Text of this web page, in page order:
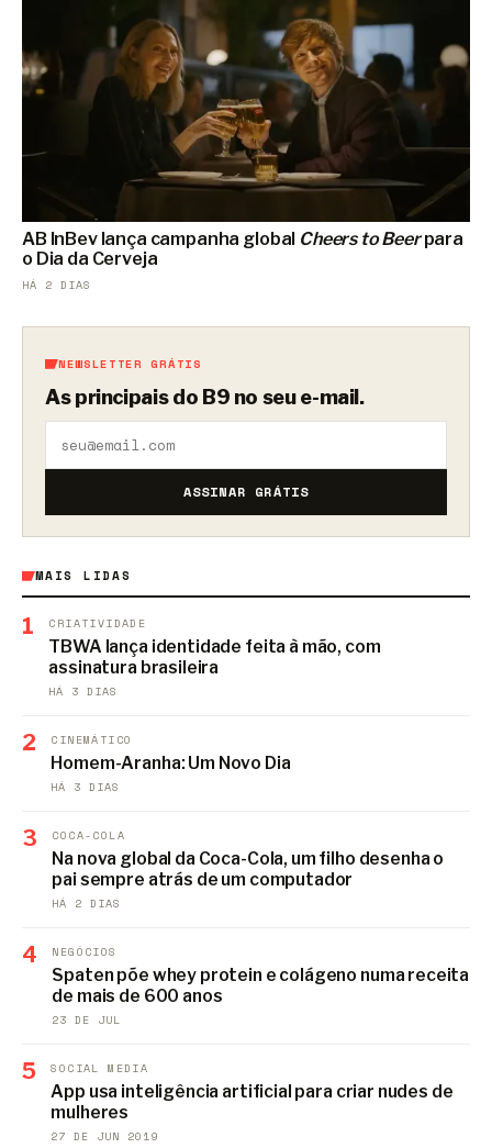
AB InBev lança campanha global Cheers to Beerpara
o Dia da Cerveja
HÁ 2 DIAS
NEWSLETTER GRÁTIS
As principais do B9 no seu e-mail.
ASSINAR GRÁTIS
MAIS LIDAS
1 CRIATIVIDADE
TBWA lança identidade feita à mão, com
assinatura brasileira
HÁ 3 DIAS
2 CINEMÁTICO
Homem-Aranha: Um Novo Dia
HÁ 3 DIAS
3 COCA-COLA
Na nova global da Coca-Cola, um filho desenha o
pai sempre atrás de um computador
HÁ 2 DIAS
4 NEGÓCIOS
Spaten põe whey protein e colágeno numa receita
de mais de 600 anos
23 DE JUL
5 SOCIAL MEDIA
App usa inteligência artificial para criar nudes de
mulheres
27 DE JUN 2019